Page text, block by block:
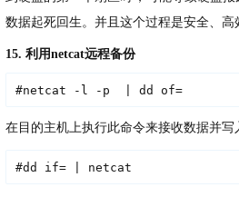
数据起死回生。并且这个过程是安全、高
15. 利用netcat远程备份
#netcat -l -p  | dd of=
在目的主机上执行此命令来接收数据并写
#dd if= | netcat